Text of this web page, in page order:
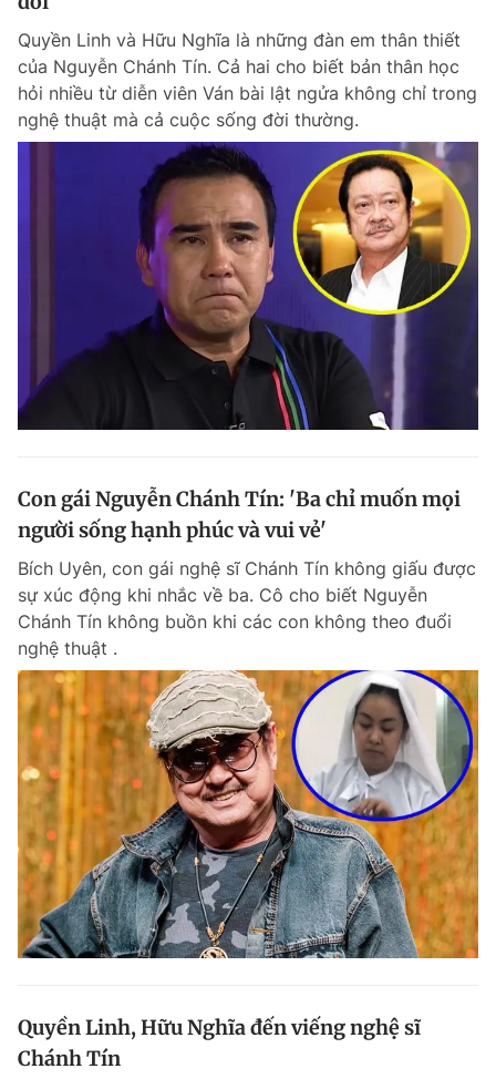
Quyền Linh và Hữu Nghĩa là những đàn em thân thiết
của Nguyễn Chánh Tín. Cả hai cho biết bản thân học
hỏi nhiều từ diễn viên Ván bài lật ngửa không chỉ trong
nghệ thuật mà cả cuộc sống đời thường.
Con gái Nguyễn Chánh Tín: 'Ba chỉ muốn mọi
người sống hạnh phúc và vui vẻ'
Bích Uyên, con gái nghệ sĩ Chánh Tín không giấu được
sự xúc động khi nhắc về ba. Cô cho biết Nguyễn
Chánh Tín không buồn khi các con không theo đuổi
nghệ thuật .
Quyền Linh, Hữu Nghĩa đến viếng nghệ sĩ
Chánh Tín